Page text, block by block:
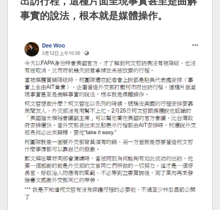
事實的說法，根本就是媒體操作。